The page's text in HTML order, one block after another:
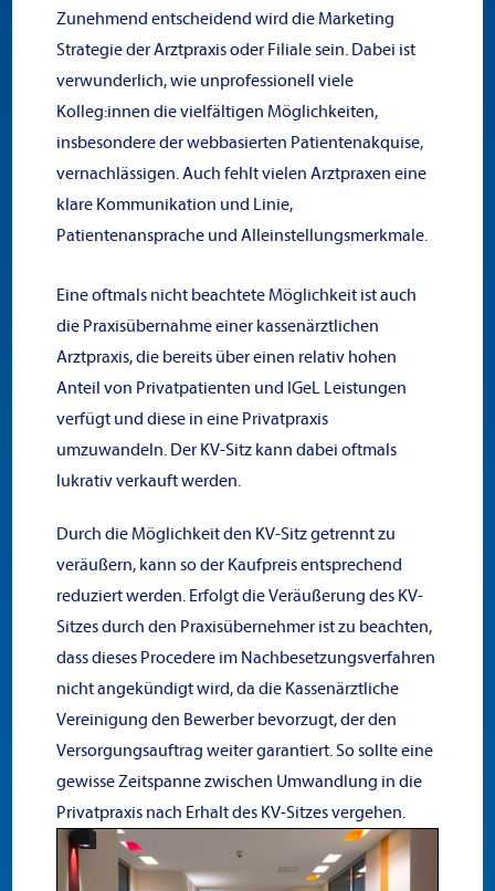
Zunehmend entscheidend wird die Marketing
Strategie der Arztpraxis oder Filiale sein. Dabei ist
verwunderlich, wie unprofessionell viele
Kolleg:innen die vielfältigen Möglichkeiten,
insbesondere der webbasierten Patientenakquise,
vernachlässigen. Auch fehlt vielen Arztpraxen eine
klare Kommunikation und Linie,
Patientenansprache und Alleinstellungsmerkmale.
Eine oftmals nicht beachtete Möglichkeit ist auch
die Praxisübernahme einer kassenärztlichen
Arztpraxis, die bereits über einen relativ hohen
Anteil von Privatpatienten und IGeL Leistungen
verfügt und diese in eine Privatpraxis
umzuwandeln. Der KV-Sitz kann dabei oftmals
lukrativ verkauft werden.
Durch die Möglichkeit den KV-Sitz getrennt zu
veräußern, kann so der Kaufpreis entsprechend
reduziert werden. Erfolgt die Veräußerung des KV-
Sitzes durch den Praxisübernehmer ist zu beachten,
dass dieses Procedere im Nachbesetzungsverfahren
nicht angekündigt wird, da die Kassenärztliche
Vereinigung den Bewerber bevorzugt, der den
Versorgungsauftrag weiter garantiert. So sollte eine
gewisse Zeitspanne zwischen Umwandlung in die
Privatpraxis nach Erhalt des KV-Sitzes vergehen.